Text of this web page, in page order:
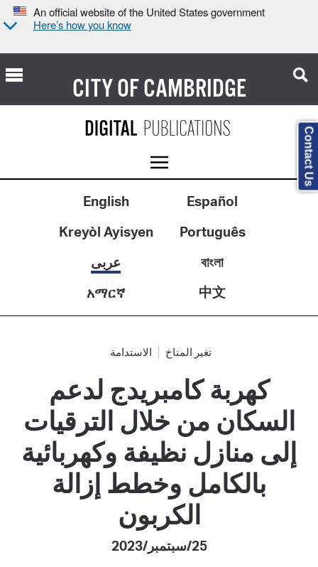
An official website of the United States government
Here’s how you know
CITY OFCAMBRIDGE
English
Español
Kreyòl Ayisyen
Português
عربى
বাংলা
አማርኛ
中文
تغير المناخ الاستدامة
كهربة كامبريدج لدعم
السكان من خلال الترقيات
إلى منازل نظيفة وكهربائية
بالكامل وخطط إزالة
الكربون
25/سبتمبر/2023
Contact Us